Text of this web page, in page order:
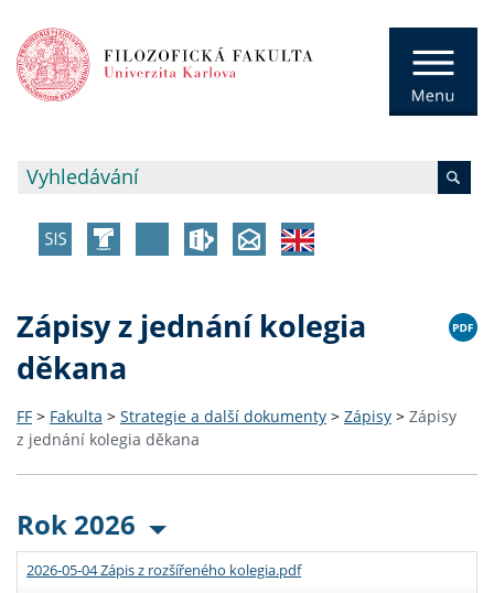
Zápisy z jednání kolegia
děkana
FF > Fakulta > Strategie a další dokumenty > Zápisy > Zápisy
z jednání kolegia děkana
Rok 2026
2026-05-04 Zápis z rozšířeného kolegia.pdf